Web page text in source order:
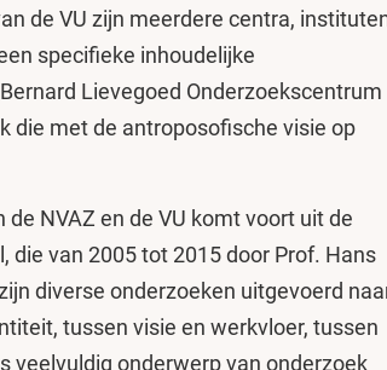
de VU zijn meerdere centra,
specifieke inhoudelijke
Lievegoed Onderzoekscentrum
die met de antroposofische visie op
NVAZ en de VU komt voort uit de
die van 2005 tot 2015 door Prof. Hans
diverse onderzoeken uitgevoerd
tussen visie en werkvloer, tussen
veelvuldig onderwerp van onderzoek